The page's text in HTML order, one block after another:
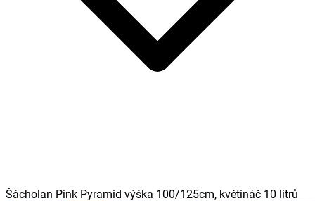
Šácholan Pink Pyramid výška 100/125cm, květináč 10 litrů